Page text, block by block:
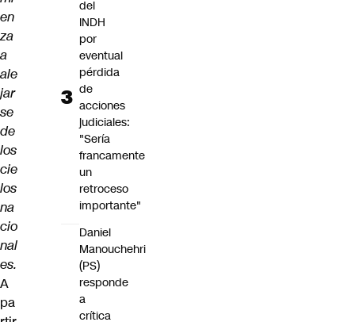
en
za
a
ale
jar
se
de
los
cie
los
na
cio
nal
es.
A
pa
del
INDH
por
eventual
pérdida
de
acciones
judiciales:
"Sería
francamente
un
retroceso
importante"
Daniel
Manouchehri
(PS)
responde
a
crítica